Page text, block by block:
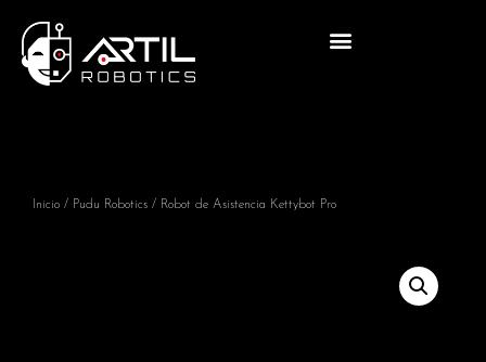
Inicio / Pudu Robotics / Robot de Asistencia Kettybot Pro